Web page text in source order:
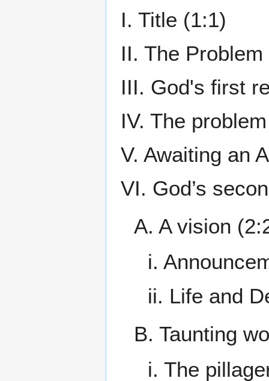
I. Title (1:1)
II. The
III. God's first
IV. The
V. Awaiting an
VI. God’s
A. A vision
i.
ii. Life and
B. Taunting
i. The